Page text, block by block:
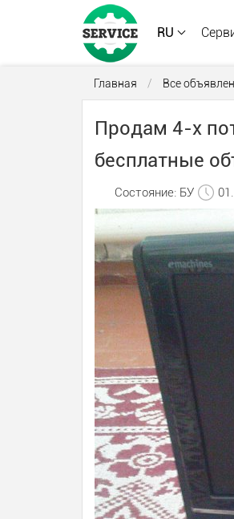
RU
Главная / Все
Продам 4-х
бесплатные
Состояние: БУ